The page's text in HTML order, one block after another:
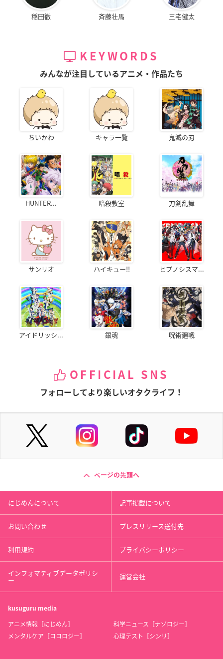
稲田徹 斉藤壮馬 三宅健太
KEYWORDS
みんなが注目しているアニメ・作品たち
ちいかわ キャラ一覧 鬼滅の刃
HUNTER... 暗殺教室 刀剣乱舞
サンリオ ハイキュー!! ヒプノシスマ...
アイドリッシ... 銀魂 呪術廻戦
OFFICIAL SNS
フォローしてより楽しいオタクライフ！
ページの先頭へ
にじめんについて 記事掲載について
お問い合わせ プレスリリース送付先
利用規約 プライバシーポリシー
インフォマティブデータポリシ
ー 運営会社
kusuguru media
アニメ情報［にじめん］
科学ニュース［ナゾロジー］
メンタルケア［ココロジー］
心理テスト［シンリ］